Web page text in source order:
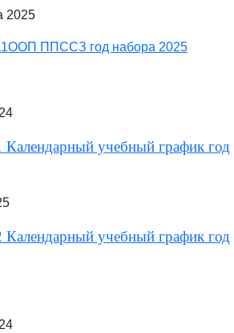
2025
ППССЗ год набора 2025
учебный график год
учебный график год